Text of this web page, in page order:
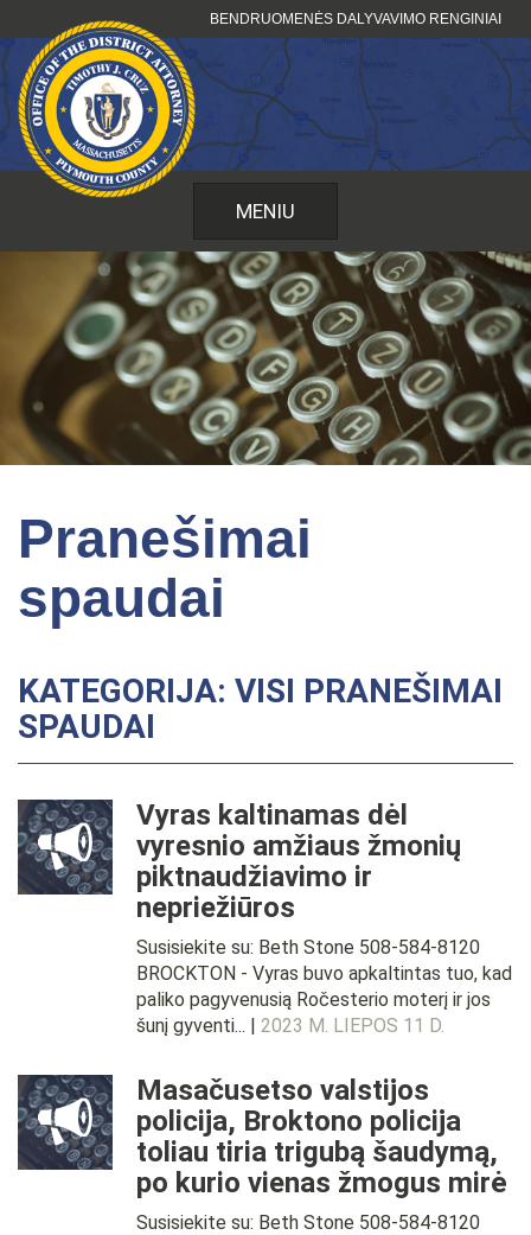
prie
turinio
BENDRUOMENĖS DALYVAVIMO RENGINIAI
MENIU
Pranešimai
spaudai
KATEGORIJA: VISI PRANEŠIMAI
SPAUDAI
Vyras kaltinamas dėl
vyresnio amžiaus žmonių
piktnaudžiavimo ir
nepriežiūros
Susisiekite su: Beth Stone 508-584-8120
BROCKTON - Vyras buvo apkaltintas tuo, kad
paliko pagyvenusią Ročesterio moterį ir jos
šunį gyventi... | 2023 M. LIEPOS 11 D.
Masačusetso valstijos
policija, Broktono policija
toliau tiria trigubą šaudymą,
po kurio vienas žmogus mirė
Susisiekite su: Beth Stone 508-584-8120